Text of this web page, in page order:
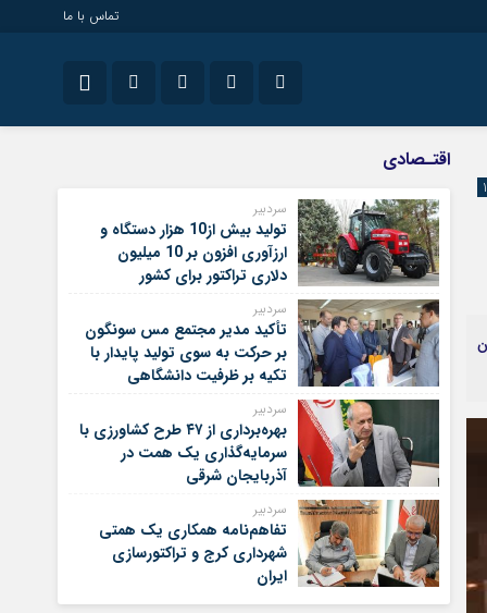
تماس با ما
سروش
ایتا
آپارات
نام کاربری یا نشانی ایمیل
رمز عبور
مرا به خاطر بسپار
اقتـصادی
سردبیر
تولید بیش از10 هزار دستگاه و
ارزآوری افزون بر 10 میلیون
دلاری تراکتور برای کشور
سردبیر
تأکید مدیر مجتمع مس سونگون
بر حرکت به سوی تولید پایدار با
تکیه بر ظرفیت دانشگاهی
سردبیر
بهره‌برداری از ۴۷ طرح کشاورزی با
سرمایه‌گذاری یک همت در
آذربایجان شرقی
سردبیر
تفاهم‌نامه همکاری یک همتی
شهرداری کرج و تراکتورسازی
ایران